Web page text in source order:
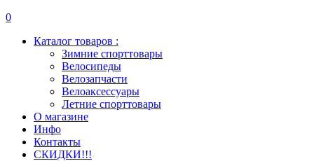
0
Каталог товаров :
Зимние спорттовары
Велосипеды
Велозапчасти
Велоаксессуары
Летние спорттовары
О магазине
Инфо
Контакты
СКИДКИ!!!